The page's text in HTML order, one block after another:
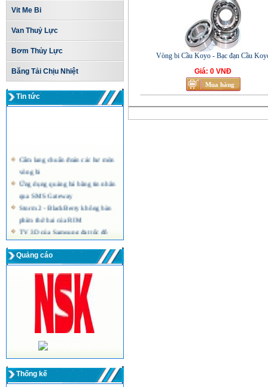
Vit Me Bi
Van Thuỷ Lực
Bơm Thủy Lực
Băng Tải Chịu Nhiệt
Tin tức
Cẩm lang chuẩn đoán các hư mòn
vòng bi
Ứng dụng quảng bá bằng tin nhắn
qua SMS Gateway
Storm 2 - BlackBerry không bàn
phím thứ hai của RIM
TV 3D của Samsung đạt tốc độ
quét hình 240 Hz
Màn hình máy tính siêu mỏng công
nghệ LED của Acer
Quảng cáo
Thống kế
Vòng bi Cầu Koyo - Bạc đạn Cầu
Giá: 0 VNĐ